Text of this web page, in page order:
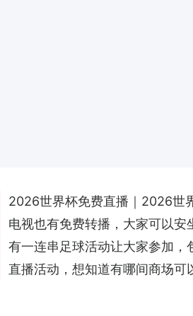
2026世界杯免费直播｜2026世
电视也有免费转播，大家可以
有一连串足球活动让大家参加
直播活动，想知道有哪间商场可